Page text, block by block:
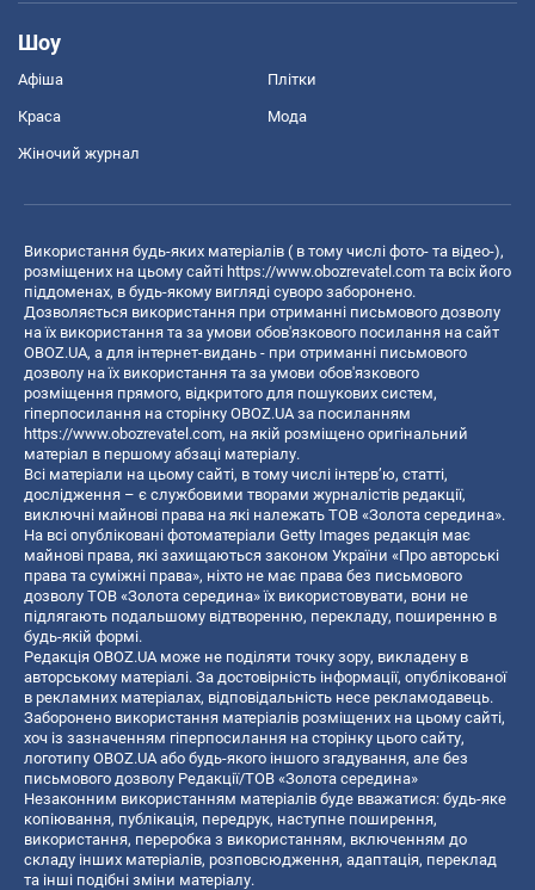
Шоу
Афіша Плітки
Краса Мода
Жіночий журнал
Використання будь-яких матеріалів ( в тому числі фото- та відео-),
розміщених на цьому сайті https://www.obozrevatel.com та всіх його
піддоменах, в будь-якому вигляді суворо заборонено.
Дозволяється використання при отриманні письмового дозволу
на їх використання та за умови обов'язкового посилання на сайт
OBOZ.UA, а для інтернет-видань - при отриманні письмового
дозволу на їх використання та за умови обов'язкового
розміщення прямого, відкритого для пошукових систем,
гіперпосилання на сторінку OBOZ.UA за посиланням
https://www.obozrevatel.com, на якій розміщено оригінальний
матеріал в першому абзаці матеріалу.
Всі матеріали на цьому сайті, в тому числі інтерв’ю, статті,
дослідження – є службовими творами журналістів редакції,
виключні майнові права на які належать ТОВ «Золота середина».
На всі опубліковані фотоматеріали Getty Images редакція має
майнові права, які захищаються законом України «Про авторські
права та суміжні права», ніхто не має права без письмового
дозволу ТОВ «Золота середина» їх використовувати, вони не
підлягають подальшому відтворенню, перекладу, поширенню в
будь-якій формі.
Редакція OBOZ.UA може не поділяти точку зору, викладену в
авторському матеріалі. За достовірність інформації, опублікованої
в рекламних матеріалах, відповідальність несе рекламодавець.
Заборонено використання матеріалів розміщених на цьому сайті,
хоч із зазначенням гіперпосилання на сторінку цього сайту,
логотипу OBOZ.UA або будь-якого іншого згадування, але без
письмового дозволу Редакції/ТОВ «Золота середина»
Незаконним використанням матеріалів буде вважатися: будь-яке
копiювання, публiкацiя, передрук, наступне поширення,
використання, переробка з використанням, включенням до
складу інших матеріалів, розповсюдження, адаптація, переклад
та інші подібні зміни матеріалу.